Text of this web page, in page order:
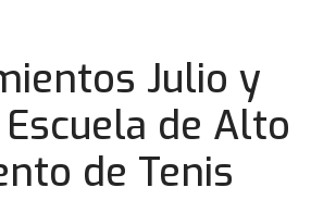
Julio y
de Alto
de Tenis